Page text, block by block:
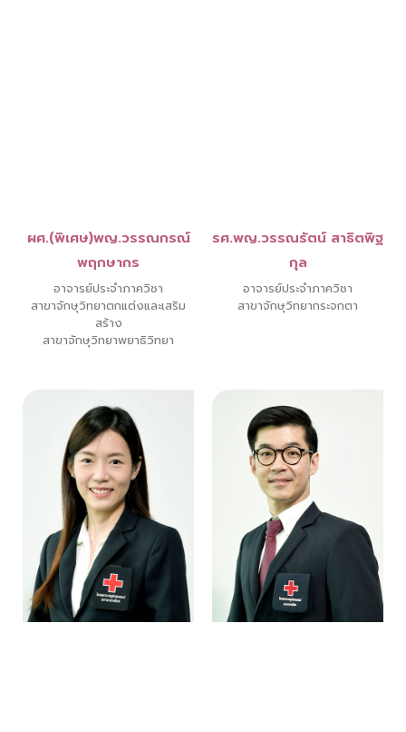
ผศ.(พิเศษ)พญ.วรรณกรณ์
พฤกษากร
อาจารย์ประจำภาควิชา
สาขาจักษุวิทยาตกแต่งและเสริม
สร้าง
สาขาจักษุวิทยาพยาธิวิทยา
รศ.พญ.วรรณรัตน์ สาธิตพิฐ
กุล
อาจารย์ประจำภาควิชา
สาขาจักษุวิทยากระจกตา